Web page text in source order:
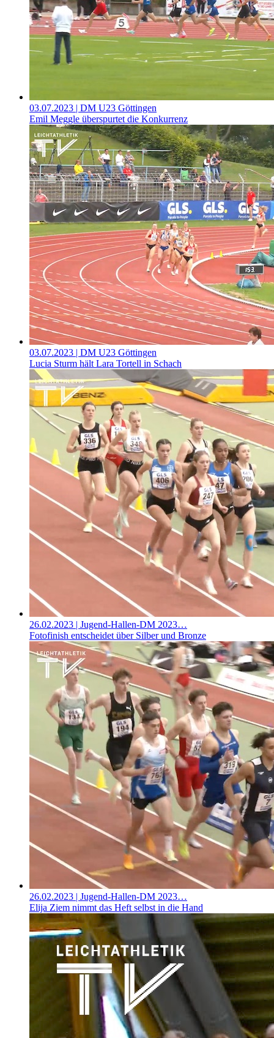
03.07.2023 | DM U23 Göttingen
Emil Meggle überspurtet die Konkurrenz
03.07.2023 | DM U23 Göttingen
Lucia Sturm hält Lara Tortell in Schach
26.02.2023 | Jugend-Hallen-DM 2023…
Fotofinish entscheidet über Silber und Bronze
26.02.2023 | Jugend-Hallen-DM 2023…
Elija Ziem nimmt das Heft selbst in die Hand